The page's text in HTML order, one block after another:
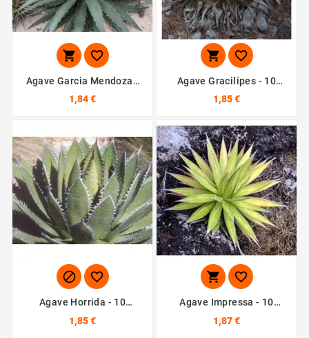
 
Agave Garcia Mendoza -
10 Graines
1,84 €
 
Agave Gracilipes - 10
Graines
1,85 €
 
Agave Horrida - 10
Graines
1,85 €
 
Agave Impressa - 10
Graines
1,87 €